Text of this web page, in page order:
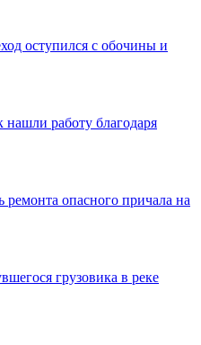
оступился с обочины и
нашли работу благодаря
ремонта опасного причала на
грузовика в реке